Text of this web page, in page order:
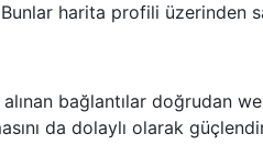
harita profili üzerinden
bağlantılar doğrudan
da dolaylı olarak